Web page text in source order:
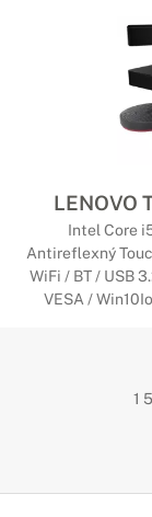
LENOVO
Intel Core
Antireflexný
WiFi / BT / USB
VESA /
1